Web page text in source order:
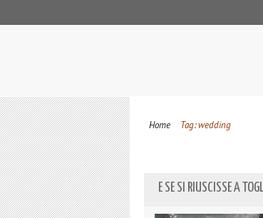
Home Tag: wedding
E SE SI RIUSCISSE A